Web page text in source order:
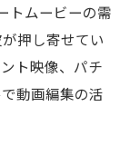
トムービーの需
押し寄せてい
ト映像、パチ
動画編集の活